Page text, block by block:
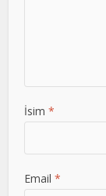
İsim *
Email *